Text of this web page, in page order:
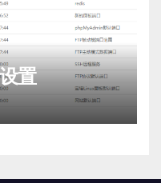
置